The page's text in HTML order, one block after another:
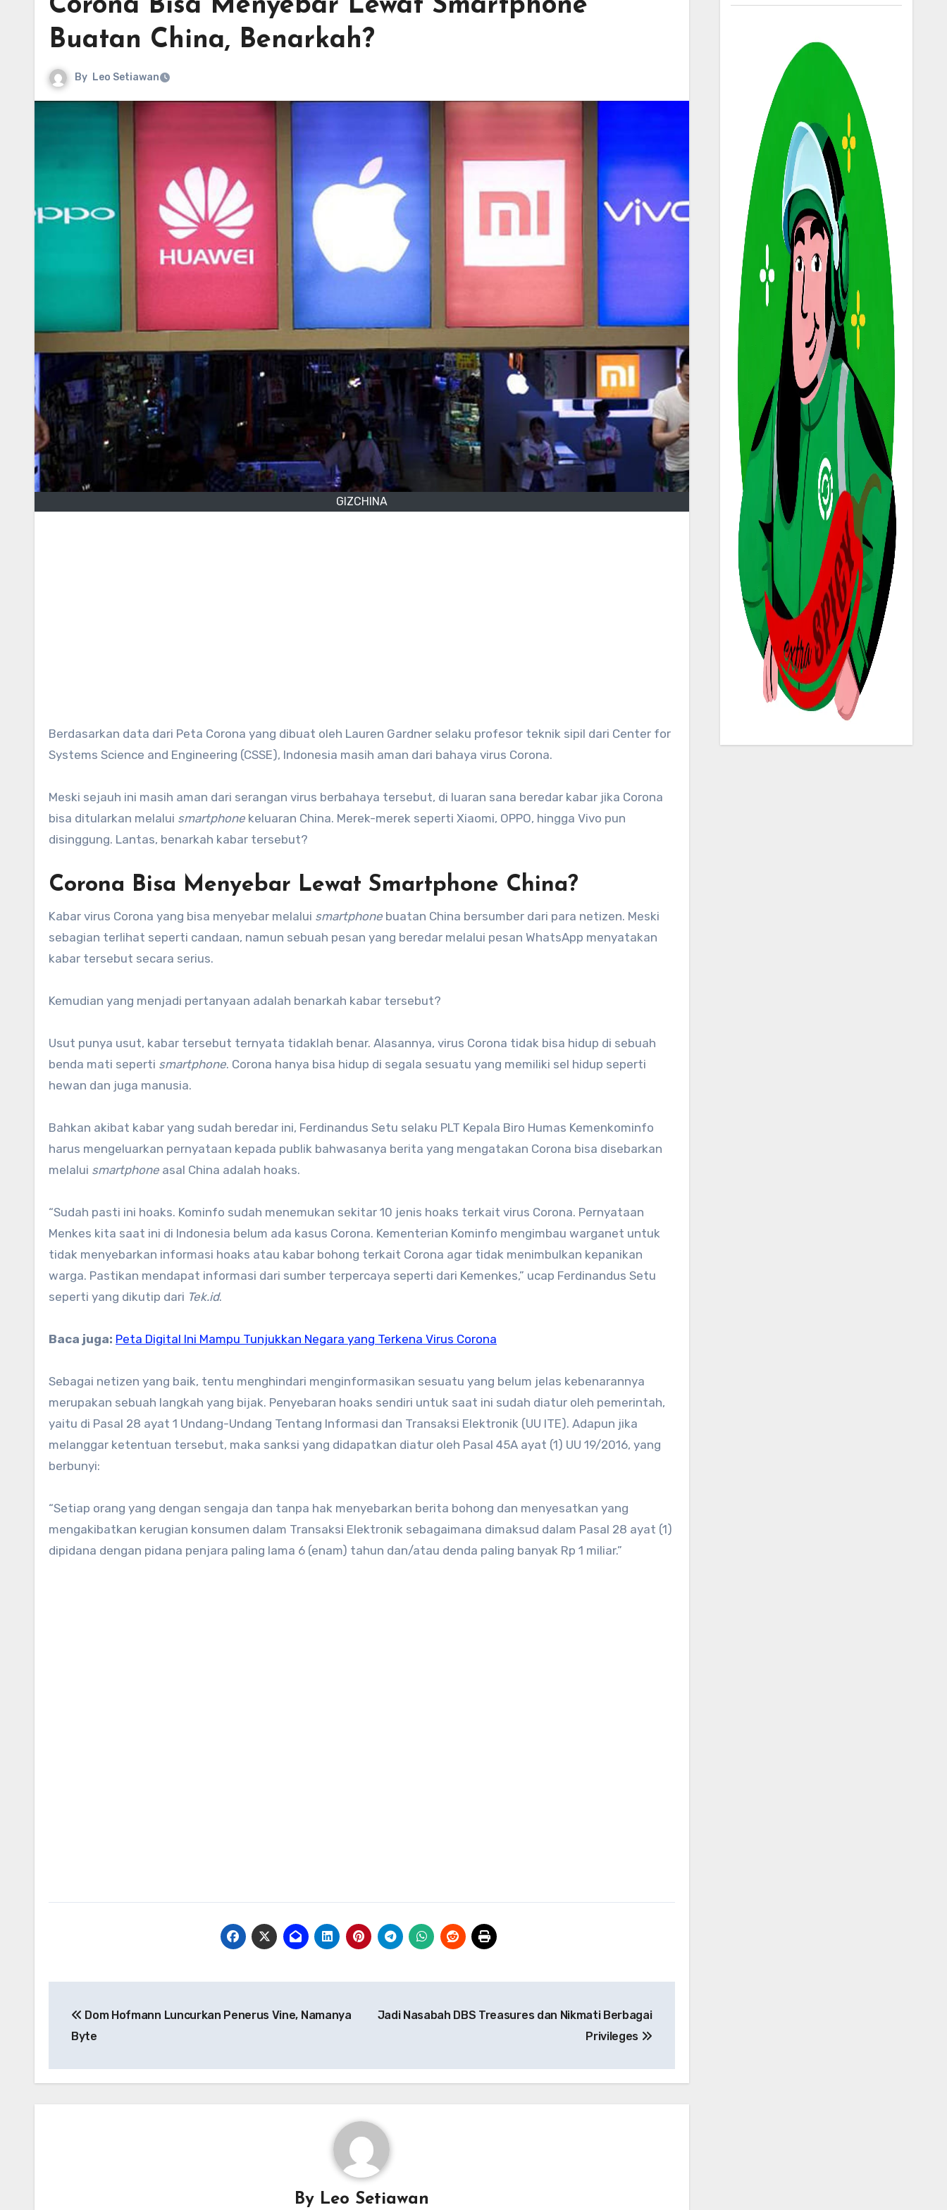
Corona Bisa Menyebar Lewat Smartphone
Buatan China, Benarkah?
By Leo Setiawan
GIZCHINA
Berdasarkan data dari Peta Corona yang dibuat oleh Lauren Gardner selaku profesor teknik sipil dari Center for
Systems Science and Engineering (CSSE), Indonesia masih aman dari bahaya virus Corona.
Meski sejauh ini masih aman dari serangan virus berbahaya tersebut, di luaran sana beredar kabar jika Corona
bisa ditularkan melalui smartphone keluaran China. Merek-merek seperti Xiaomi, OPPO, hingga Vivo pun
disinggung. Lantas, benarkah kabar tersebut?
Corona Bisa Menyebar Lewat Smartphone China?
Kabar virus Corona yang bisa menyebar melalui smartphone buatan China bersumber dari para netizen. Meski
sebagian terlihat seperti candaan, namun sebuah pesan yang beredar melalui pesan WhatsApp menyatakan
kabar tersebut secara serius.
Kemudian yang menjadi pertanyaan adalah benarkah kabar tersebut?
Usut punya usut, kabar tersebut ternyata tidaklah benar. Alasannya, virus Corona tidak bisa hidup di sebuah
benda mati seperti smartphone. Corona hanya bisa hidup di segala sesuatu yang memiliki sel hidup seperti
hewan dan juga manusia.
Bahkan akibat kabar yang sudah beredar ini, Ferdinandus Setu selaku PLT Kepala Biro Humas Kemenkominfo
harus mengeluarkan pernyataan kepada publik bahwasanya berita yang mengatakan Corona bisa disebarkan
melalui smartphone asal China adalah hoaks.
“Sudah pasti ini hoaks. Kominfo sudah menemukan sekitar 10 jenis hoaks terkait virus Corona. Pernyataan
Menkes kita saat ini di Indonesia belum ada kasus Corona. Kementerian Kominfo mengimbau warganet untuk
tidak menyebarkan informasi hoaks atau kabar bohong terkait Corona agar tidak menimbulkan kepanikan
warga. Pastikan mendapat informasi dari sumber terpercaya seperti dari Kemenkes,” ucap Ferdinandus Setu
seperti yang dikutip dari Tek.id.
Baca juga: Peta Digital Ini Mampu Tunjukkan Negara yang Terkena Virus Corona
Sebagai netizen yang baik, tentu menghindari menginformasikan sesuatu yang belum jelas kebenarannya
merupakan sebuah langkah yang bijak. Penyebaran hoaks sendiri untuk saat ini sudah diatur oleh pemerintah,
yaitu di Pasal 28 ayat 1 Undang-Undang Tentang Informasi dan Transaksi Elektronik (UU ITE). Adapun jika
melanggar ketentuan tersebut, maka sanksi yang didapatkan diatur oleh Pasal 45A ayat (1) UU 19/2016, yang
berbunyi:
“Setiap orang yang dengan sengaja dan tanpa hak menyebarkan berita bohong dan menyesatkan yang
mengakibatkan kerugian konsumen dalam Transaksi Elektronik sebagaimana dimaksud dalam Pasal 28 ayat (1)
dipidana dengan pidana penjara paling lama 6 (enam) tahun dan/atau denda paling banyak Rp 1 miliar.”
pos Dom Hofmann Luncurkan Penerus Vine, Namanya
Byte
Jadi Nasabah DBS Treasures dan Nikmati Berbagai
Privileges
By Leo Setiawan